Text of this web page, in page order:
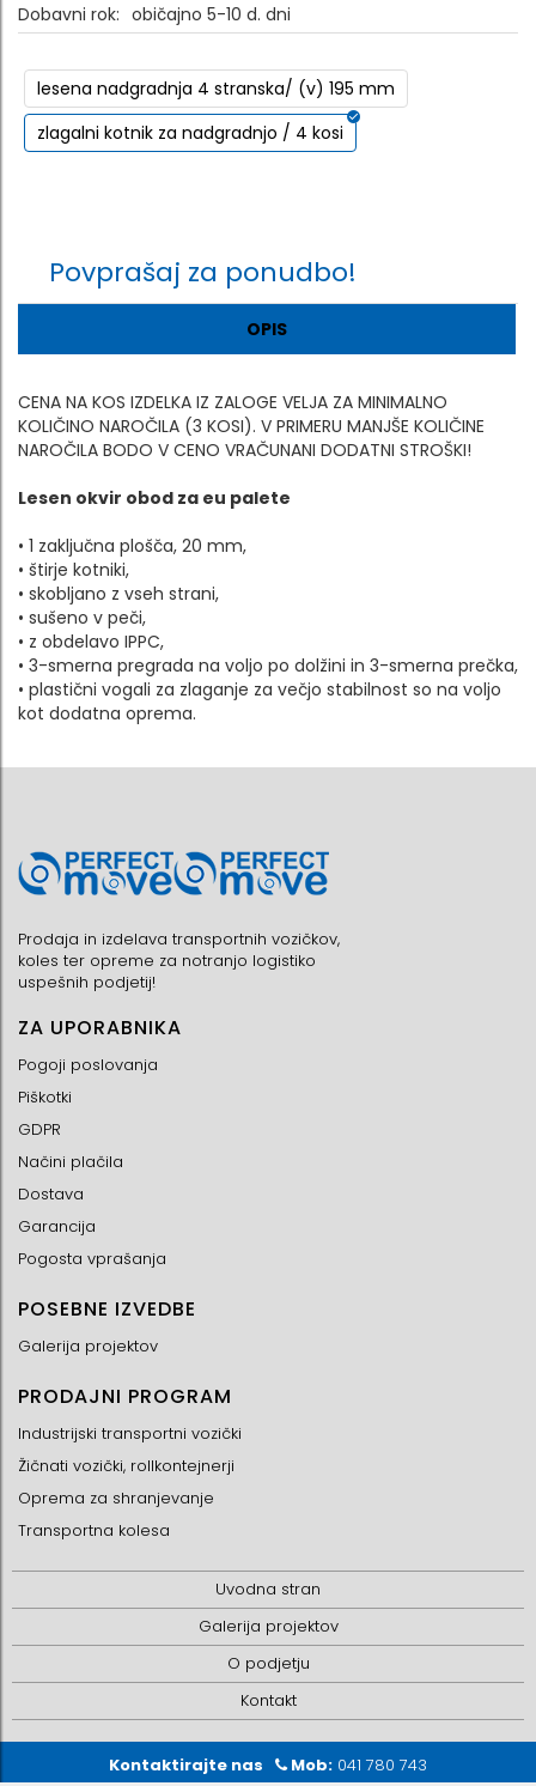
Dobavni rok: običajno 5-10 d. dni
lesena nadgradnja 4 stranska/ (v) 195 mm
zlagalni kotnik za nadgradnjo / 4 kosi
Povprašaj za ponudbo!
OPIS
CENA NA KOS IZDELKA IZ ZALOGE VELJA ZA MINIMALNO
KOLIČINO NAROČILA (3 KOSI). V PRIMERU MANJŠE KOLIČINE
NAROČILA BODO V CENO VRAČUNANI DODATNI STROŠKI!
Lesen okvir obod za eu palete
• 1 zaključna plošča, 20 mm,
• štirje kotniki,
• skobljano z vseh strani,
• sušeno v peči,
• z obdelavo IPPC,
• 3-smerna pregrada na voljo po dolžini in 3-smerna prečka,
• plastični vogali za zlaganje za večjo stabilnost so na voljo
kot dodatna oprema.
Prodaja in izdelava transportnih vozičkov,
koles ter opreme za notranjo logistiko
uspešnih podjetij!
ZA UPORABNIKA
Pogoji poslovanja
Piškotki
GDPR
Načini plačila
Dostava
Garancija
Pogosta vprašanja
POSEBNE IZVEDBE
Galerija projektov
PRODAJNI PROGRAM
Industrijski transportni vozički
Žičnati vozički, rollkontejnerji
Oprema za shranjevanje
Transportna kolesa
Uvodna stran
Galerija projektov
O podjetju
Kontakt
Kontaktirajte nas Mob: 041 780 743